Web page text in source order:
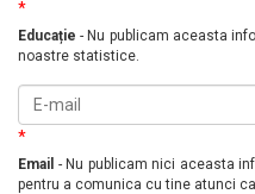
*
Educație - Nu publicam aceasta
noastre statistice.
*
Email - Nu publicam nici aceasta
pentru a comunica cu tine atunci